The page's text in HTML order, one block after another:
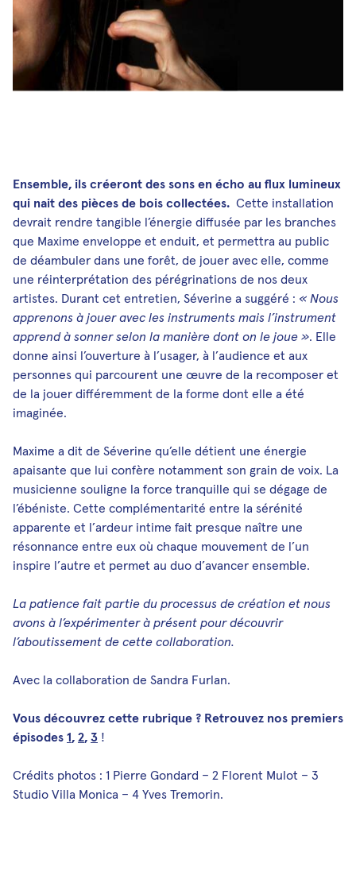
Ensemble, ils créeront des sons en écho au flux lumineux
qui nait des pièces de bois collectées. Cette installation
devrait rendre tangible l’énergie diffusée par les branches
que Maxime enveloppe et enduit, et permettra au public
de déambuler dans une forêt, de jouer avec elle, comme
une réinterprétation des pérégrinations de nos deux
artistes. Durant cet entretien, Séverine a suggéré : « Nous
apprenons à jouer avec les instruments mais l’instrument
apprend à sonner selon la manière dont on le joue ». Elle
donne ainsi l’ouverture à l’usager, à l’audience et aux
personnes qui parcourent une œuvre de la recomposer et
de la jouer différemment de la forme dont elle a été
imaginée.
Maxime a dit de Séverine qu’elle détient une énergie
apaisante que lui confère notamment son grain de voix. La
musicienne souligne la force tranquille qui se dégage de
l’ébéniste. Cette complémentarité entre la sérénité
apparente et l’ardeur intime fait presque naître une
résonnance entre eux où chaque mouvement de l’un
inspire l’autre et permet au duo d’avancer ensemble.
La patience fait partie du processus de création et nous
avons à l’expérimenter à présent pour découvrir
l’aboutissement de cette collaboration.
Avec la collaboration de Sandra Furlan.
Vous découvrez cette rubrique ? Retrouvez nos premiers
épisodes 1, 2, 3 !
Crédits photos : 1 Pierre Gondard – 2 Florent Mulot – 3
Studio Villa Monica – 4 Yves Tremorin.